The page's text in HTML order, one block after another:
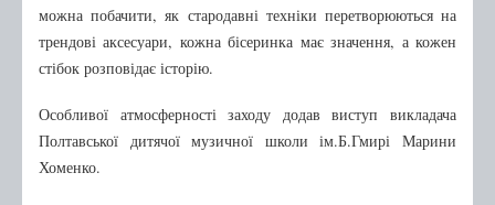
Про нас
Правила користування
Про нас в ЗМІ
можна побачити, як стародавні техніки перетворюються на
трендові аксесуари, кожна бісеринка має значення, а кожен
стібок розповідає історію.
Особливої атмосферності заходу додав виступ викладача
Полтавської дитячої музичної школи ім.Б.Гмирі Марини
Хоменко.